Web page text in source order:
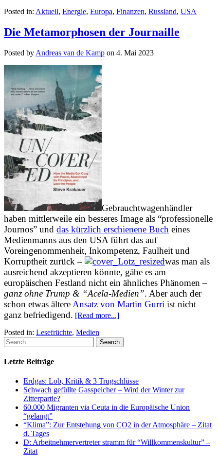
Posted in: Aktuell, Energie, Europa, Finanzen, Russland, USA
Die Metamorphosen der Journaille
Posted by Andreas van de Kamp on 4. Mai 2023
Gebrauchtwagenhändler
haben mittlerweile ein besseres Image als “professionelle
Journos” und das kürzlich erschienene Buch eines
Medienmanns aus den USA führt das auf
Voreingenommenheit, Inkompetenz, Faulheit und
Korruptheit zurück –
was man als
ausreichend akzeptieren könnte, gäbe es am
europäischen Festland nicht ein ähnliches Phänomen –
ganz ohne Trump & “Acela-Medien”. Aber auch der
schon etwas ältere Ansatz von Martin Gurri ist nicht
ganz befriedigend. [Read more...]
Posted in: Lesefrüchte, Medien
Letzte Beiträge
Erdgas: Lob, Kritik & 3 Trugschlüsse
Schwach gefüllte Gasspeicher – Wird der Winter zur
Zitterpartie?
60.000 Migranten via Ceuta in die Europäische Union
“gelangt”
“Klima”: Zur Entstehung von CO2 in der Atmosphäre – Zitat
d. Tages
D: Arbeitnehmervertreter stramm für “Willkommenskultur” –
Zitat